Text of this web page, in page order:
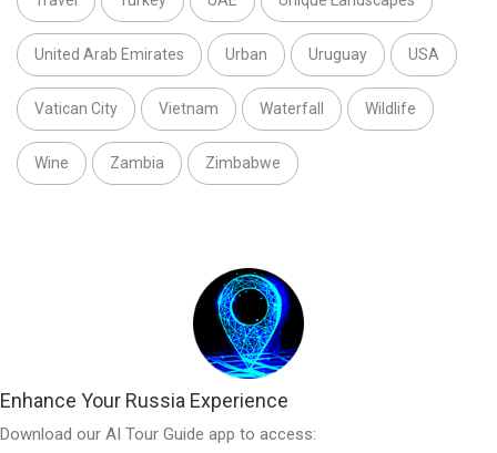
United Arab Emirates Urban Uruguay USA
Vatican City Vietnam Waterfall Wildlife
Wine Zambia Zimbabwe
Enhance Your Russia Experience
Download our AI Tour Guide app to access: